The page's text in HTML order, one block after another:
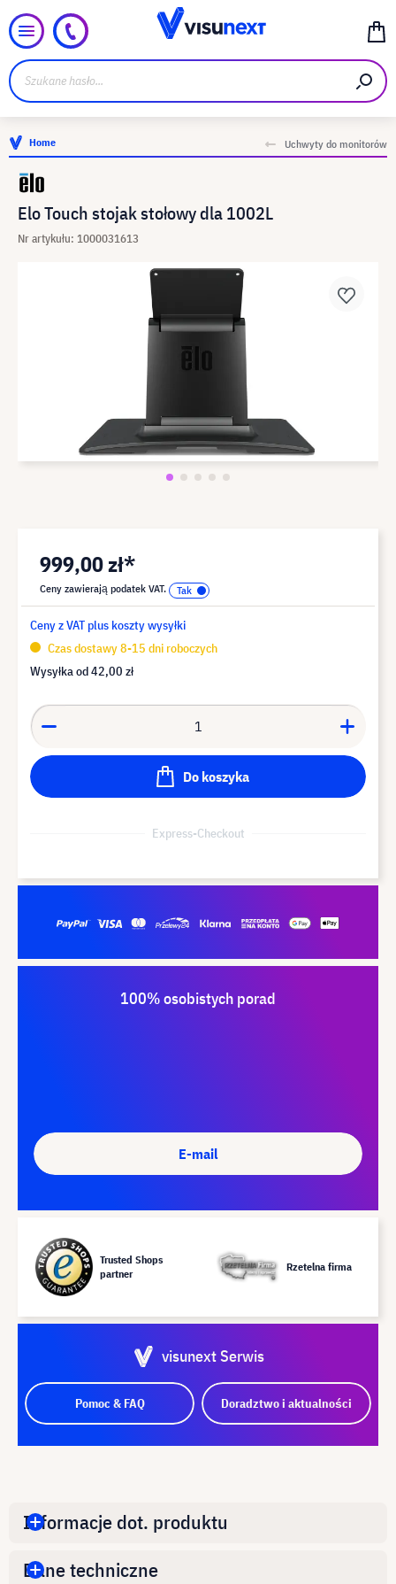
Home Uchwyty do monitorów
Elo Touch stojak stołowy dla 1002L
Nr artykułu: 1000031613
999,00 zł*
Ceny zawierają podatek VAT.
Ceny z VAT plus koszty wysyłki
Czas dostawy 8-15 dni roboczych
Wysyłka od42,00 zł
Do koszyka
Express-Checkout
100% osobistych porad
E-mail
Trusted Shops
partner
Rzetelna firma
visunext Serwis
Pomoc & FAQ Doradztwo i aktualności
Informacje dot. produktu
Dane techniczne